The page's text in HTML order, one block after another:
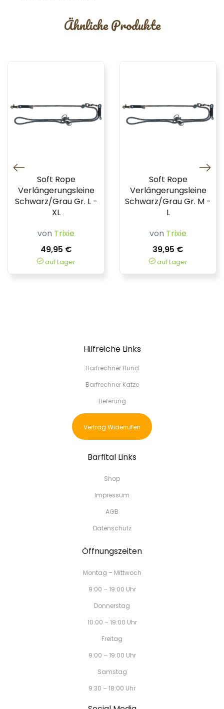
Ähnliche Produkte
Soft Rope
Verlängerungsleine
Schwarz/Grau Gr. L -
XL
von Trixie
49,95 €
auf Lager
Soft Rope
Verlängerungsleine
Schwarz/Grau Gr. M -
L
von Trixie
39,95 €
auf Lager
Hilfreiche Links
Barfrechner Hund
Barfrechner Katze
Lieferung
Vertrag Widerrufen
Barfital Links
Shop
Impressum
AGB
Datenschutz
Öffnungszeiten
Montag – Mittwoch
9:00 – 19:00 Uhr
Donnerstag
10:00 – 19:00 Uhr
Freitag
9:00 – 19:00 Uhr
Samstag
9:30 – 18:00 Uhr